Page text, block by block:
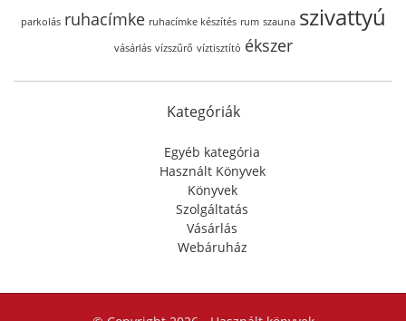
parkolás ruhacímke ruhacímke készítés rum szauna szivattyú
vásárlás vízszűrő víztisztító ékszer
Kategóriák
Egyéb kategória
Használt Könyvek
Könyvek
Szolgáltatás
Vásárlás
Webáruház